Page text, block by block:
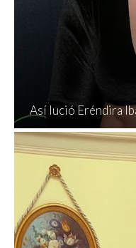
Así lució Eréndira